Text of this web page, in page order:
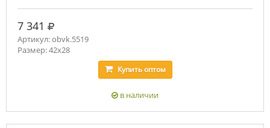
7 341 руб.
Артикул: obvk.5519
Размер: 42х28
Купитьоптом
в наличии